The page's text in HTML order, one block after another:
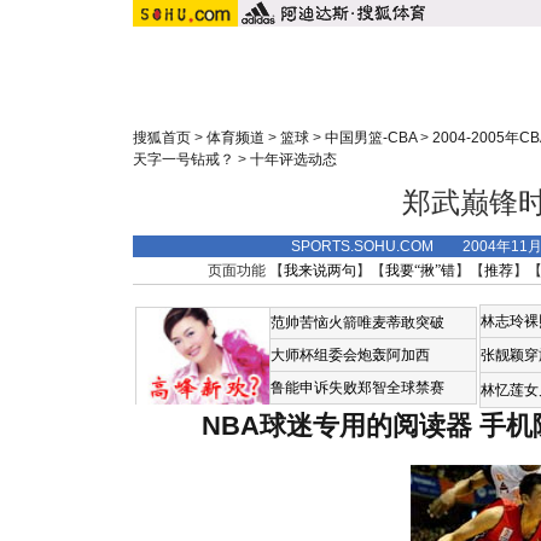
搜狐首页 > 体育频道 > 篮球 > 中国男篮-CBA> 2004-2005年
天字一号钻戒？ > 十年评选动态
郑武巅锋
SPORTS.SOHU.COM 2004年11
页面功能 【我来说两句 】【我要“揪”错】【推荐】
范帅苦恼火箭唯麦蒂敢突破
大师杯组委会炮轰阿加西
鲁能申诉失败郑智全球禁赛
林志玲
张靓颖
林忆莲
NBA球迷专用的阅读器 手机